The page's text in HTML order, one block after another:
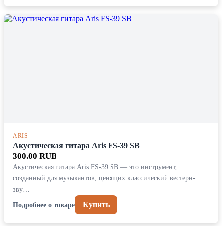
ARIS
Акустическая гитара Aris FS-39 SB
300.00 RUB
Акустическая гитара Aris FS-39 SB — это инструмент,
созданный для музыкантов, ценящих классический вестерн-
зву…
Подробнее о товаре
Купить